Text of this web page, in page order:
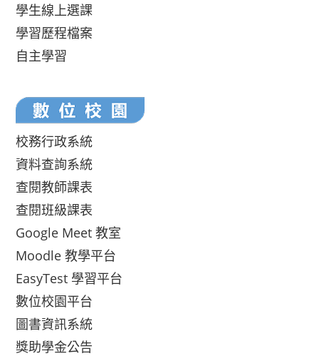
學生線上選課
學習歷程檔案
自主學習
校務行政系統
資料查詢系統
查閱教師課表
查閱班級課表
Google Meet 教室
Moodle 教學平台
EasyTest 學習平台
數位校園平台
圖書資訊系統
獎助學金公告